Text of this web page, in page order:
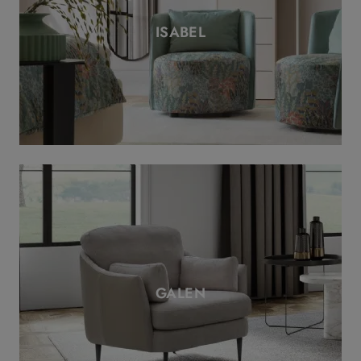
ISABEL
GALEN